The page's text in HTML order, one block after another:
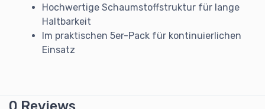
Hochwertige Schaumstoffstruktur für lange
Haltbarkeit
Im praktischen 5er-Pack für kontinuierlichen
Einsatz